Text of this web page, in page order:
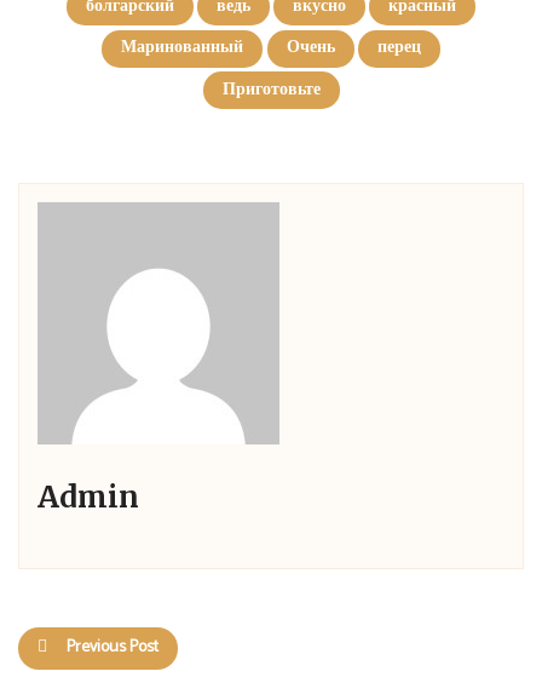
болгарский ведь вкусно
красный
Маринованный
Очень
перец
Приготовьте
Admin
Previous Post